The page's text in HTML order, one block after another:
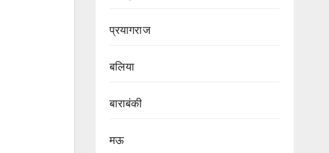
प्रयागराज
बलिया
बाराबंकी
मऊ